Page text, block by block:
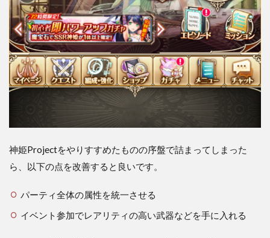
神姫Projectをやりすすめたものの序盤で詰まってしまった
ら、以下の点を改善すると良いです。
パーティ全体の属性を統一させる
イベント参加でレアリティの高い武器などを手に入れる